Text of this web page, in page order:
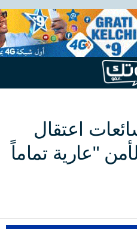
اعتقال
"عارية تماماً